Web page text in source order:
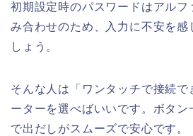
初期設定時のパスワードはアルフ
み合わせのため、入力に不安を感
しょう。
そんな人は「ワンタッチで接続で
ーターを選べばいいです。ボタン
で出だしがスムーズで安心です。